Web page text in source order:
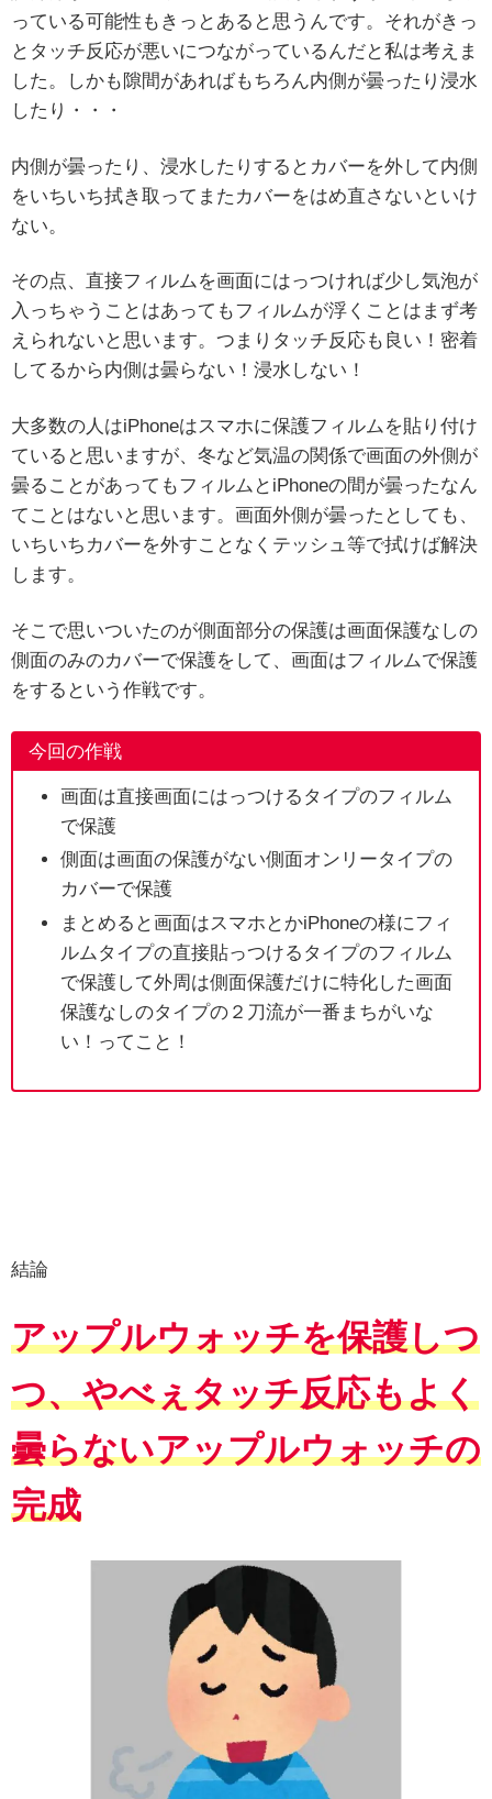
っている可能性もきっとあると思うんです。それがきっ
とタッチ反応が悪いにつながっているんだと私は考えま
した。しかも隙間があればもちろん内側が曇ったり浸水
したり・・・
内側が曇ったり、浸水したりするとカバーを外して内側
をいちいち拭き取ってまたカバーをはめ直さないといけ
ない。
その点、直接フィルムを画面にはっつければ少し気泡が
入っちゃうことはあってもフィルムが浮くことはまず考
えられないと思います。つまりタッチ反応も良い！密着
してるから内側は曇らない！浸水しない！
大多数の人はiPhoneはスマホに保護フィルムを貼り付け
ていると思いますが、冬など気温の関係で画面の外側が
曇ることがあってもフィルムとiPhoneの間が曇ったなん
てことはないと思います。画面外側が曇ったとしても、
いちいちカバーを外すことなくテッシュ等で拭けば解決
します。
そこで思いついたのが側面部分の保護は画面保護なしの
側面のみのカバーで保護をして、画面はフィルムで保護
をするという作戦です。
今回の作戦
画面は直接画面にはっつけるタイプのフィルム
で保護
側面は画面の保護がない側面オンリータイプの
カバーで保護
まとめると画面はスマホとかiPhoneの様にフィ
ルムタイプの直接貼っつけるタイプのフィルム
で保護して外周は側面保護だけに特化した画面
保護なしのタイプの２刀流が一番まちがいな
い！ってこと！
結論
アップルウォッチを保護しつ
つ、やべぇタッチ反応もよく
曇らないアップルウォッチの
完成